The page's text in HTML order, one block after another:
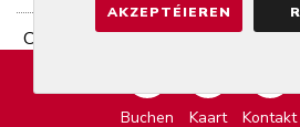
Buchen Kaart Kontakt
CR2) Tartare saumon spicy(4.6)
CR3) Tempura scampis
AKZEPTÉIEREN